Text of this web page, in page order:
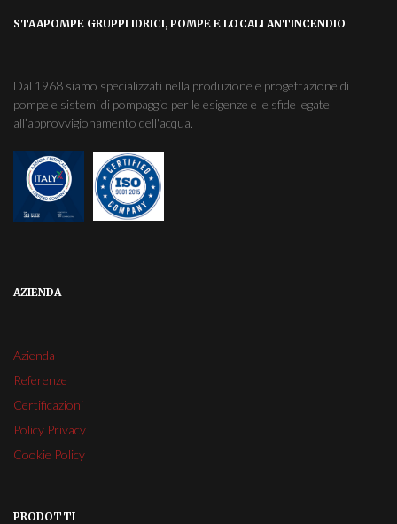
STAAPOMPE GRUPPI IDRICI, POMPE E LOCALI ANTINCENDIO
Dal 1968 siamo specializzati nella produzione e progettazione di
pompe e sistemi di pompaggio per le esigenze e le sfide legate
all’approvvigionamento dell'acqua.
AZIENDA
Azienda
Referenze
Certificazioni
Policy Privacy
Cookie Policy
PRODOTTI